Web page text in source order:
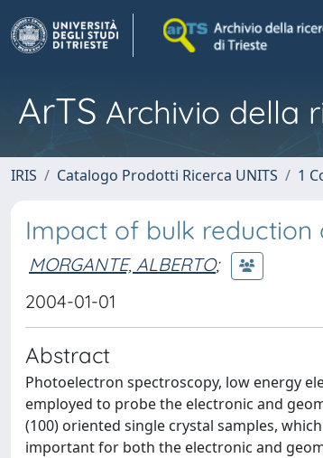
ArTS Archivio della
IRIS Catalogo Prodotti Ricerca UNITS 1
Impact of bulk reduction
MORGANTE, ALBERTO;
2004-01-01
Abstract
Photoelectron spectroscopy, low energy
employed to probe the electronic and
(100) oriented single crystal samples,
important for both the electronic and